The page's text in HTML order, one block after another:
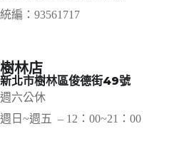
統編：93561717
樹林店
新北市樹林區俊德街49號
週六公休
週日~週五 – 12：00~21：00